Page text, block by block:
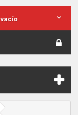
vacío